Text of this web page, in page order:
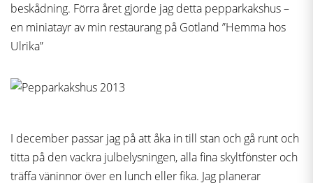
beskådning. Förra året gjorde jag detta pepparkakshus –
en miniatayr av min restaurang på Gotland ”Hemma hos
Ulrika”
I december passar jag på att åka in till stan och gå runt och
titta på den vackra julbelysningen, alla fina skyltfönster och
träffa väninnor över en lunch eller fika. Jag planerar